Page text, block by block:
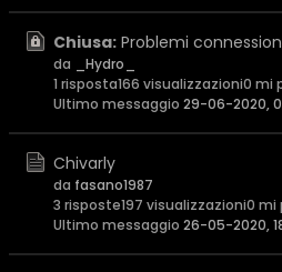
Chiusa: Problemi
da
_Hydro_
1 risposta166 visualizzazioni0 mi
Ultimo messaggio 29-06-2020,
Chivarly
da fasano1987
3 risposte197 visualizzazioni0 mi
Ultimo messaggio 26-05-2020,